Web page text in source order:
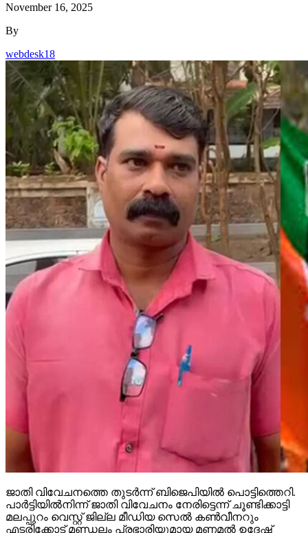
November 16, 2025
By
webdesk18
ജാതി വിവേചനത്തെ തുടര്‍ന്ന് ബിജെപിയില്‍ പൊട്ടിത്തെറി.
പാര്‍ട്ടിയില്‍നിന്ന് ജാതി വിവേചനം നേരിട്ടെന്ന് ചൂണ്ടിക്കാട്ടി
മലപ്പുറം വെസ്റ്റ് ജില്ല മീഡിയ സെല്‍ കണ്‍വീനറും
എടരിക്കോട് മണ്ഡലം പ്രഭാരിയുമായ മണമല്‍ ഉദേഷ്